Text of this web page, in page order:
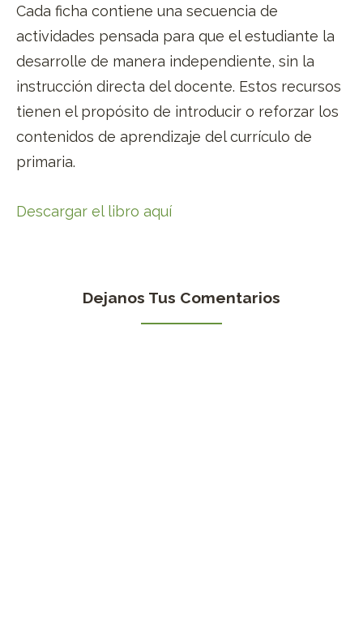
Cada ficha contiene una secuencia de
actividades pensada para que el estudiante la
desarrolle de manera independiente, sin la
instrucción directa del docente. Estos recursos
tienen el propósito de introducir o reforzar los
contenidos de aprendizaje del currículo de
primaria.
Descargar el libro aquí
Dejanos Tus Comentarios